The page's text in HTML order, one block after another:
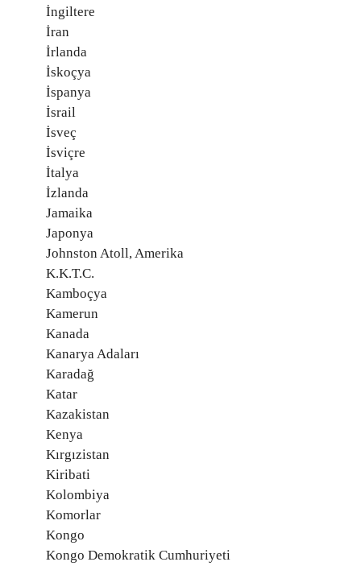
İngiltere
İran
İrlanda
İskoçya
İspanya
İsrail
İsveç
İsviçre
İtalya
İzlanda
Jamaika
Japonya
Johnston Atoll, Amerika
K.K.T.C.
Kamboçya
Kamerun
Kanada
Kanarya Adaları
Karadağ
Katar
Kazakistan
Kenya
Kırgızistan
Kiribati
Kolombiya
Komorlar
Kongo
Kongo Demokratik Cumhuriyeti